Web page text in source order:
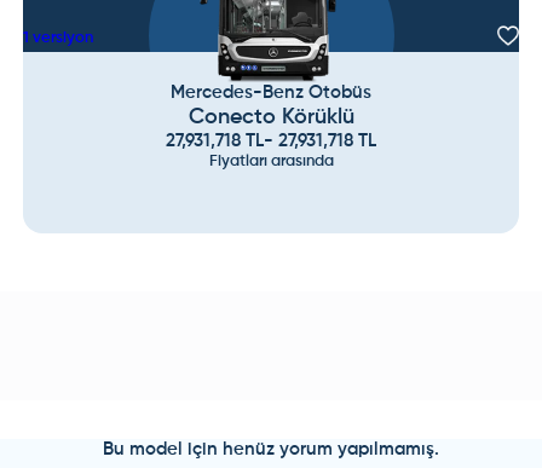
1 versiyon
Mercedes-Benz Otobüs
Conecto Körüklü
27,931,718 TL- 27,931,718 TL
Fiyatları arasında
Bu model için henüz yorum yapılmamış.